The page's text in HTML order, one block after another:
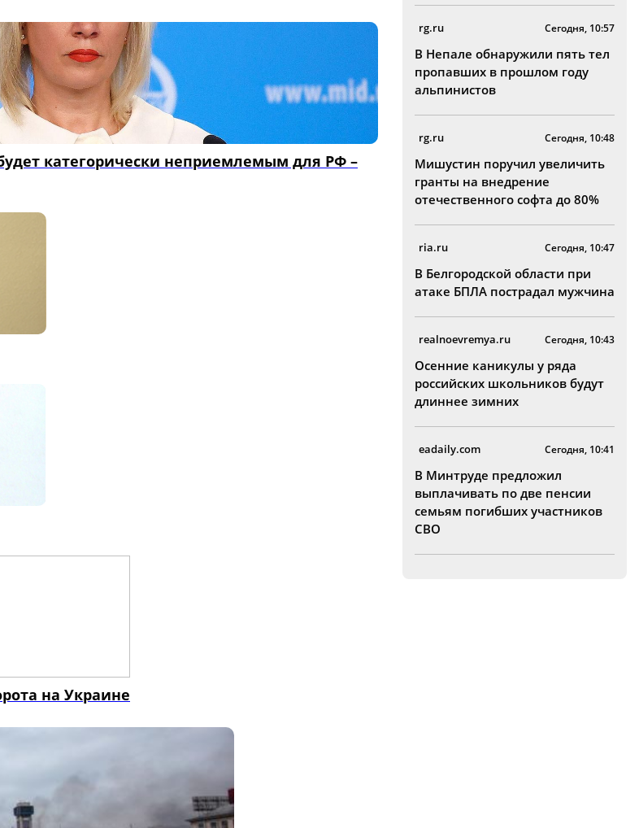
категорически неприемлемым для РФ –
на Украине
rg.ru Сегодня, 10:57
В Непале обнаружили пять тел
пропавших в прошлом году
альпинистов
rg.ru Сегодня, 10:48
Мишустин поручил увеличить
гранты на внедрение
отечественного софта до 80%
ria.ru Сегодня, 10:47
В Белгородской области при
атаке БПЛА пострадал мужчина
realnoevremya.ru Сегодня, 10:43
Осенние каникулы у ряда
российских школьников будут
длиннее зимних
eadaily.com Сегодня, 10:41
В Минтруде предложил
выплачивать по две пенсии
семьям погибших участников
СВО